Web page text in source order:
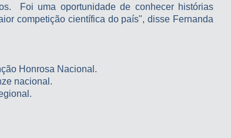
Foi uma oportunidade de conhecer histórias
competição científica do país", disse Fernanda
Honrosa Nacional.
nacional.